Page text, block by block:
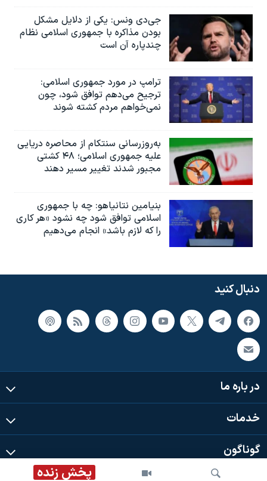
پخش زنده
جی‌دی ونس: یکی از دلایل مشکل
بودن مذاکره با جمهوری اسلامی نظام
چندپاره آن است
ترامپ در مورد جمهوری اسلامی:
ترجیح می‌دهم توافق شود، چون
نمی‌خواهم مردم کشته شوند
به‌روزرسانی سنتکام از محاصره دریایی
علیه جمهوری اسلامی؛ ۴۸ کشتی
مجبور شدند تغییر مسیر دهند
بنیامین نتانیاهو: چه با جمهوری
اسلامی توافق شود چه نشود «هر کاری
را که لازم باشد» انجام می‌دهیم
دنبال کنید
در باره ما
خدمات
گوناگون